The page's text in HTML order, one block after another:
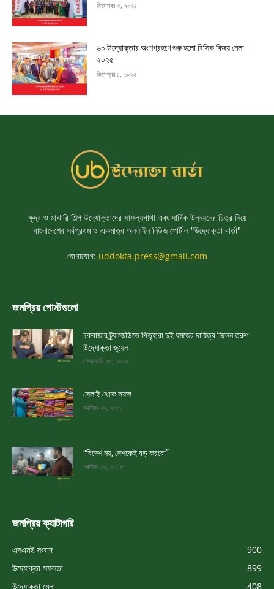
ডিসেম্বর ৩, ২০২৫
৬০ উদ্যোক্তার অংশগ্রহণে শুরু হলো বিসিক বিজয় মেলা–
২০২৫
ডিসেম্বর ১, ২০২৫
ক্ষুদ্র ও মাঝারি শিল্প উদ্যোক্তাদের সাফল্যগাথা এবং সার্বিক উন্নয়নের চিত্র নিয়ে
বাংলাদেশের সর্বপ্রথম ও একমাত্র অনলাইন নিউজ পোর্টাল "উদ্যোক্তা বার্তা"
যোগাযোগ: uddokta.press@gmail.com
জনপ্রিয় পোস্টগুলো
চকবাজার ট্র্যাজেডিতে পিতৃহারা দুই যমজের দায়িত্ব নিলেন তরুণ
উদ্যোক্তা জুয়েল
ফেব্রুয়ারি ২৩, ২০১৯
সেলাই থেকে সফল
অক্টোবর ২৯, ২০১৮
“বিদেশ নয়, দেশকেই বড় করবো”
অক্টোবর ১৯, ২০১৮
জনপ্রিয় ক্যাটাগরি
এসএমই সংবাদ
900
উদ্যোক্তা সফলতা
899
উদ্যোক্তা মেলা
408